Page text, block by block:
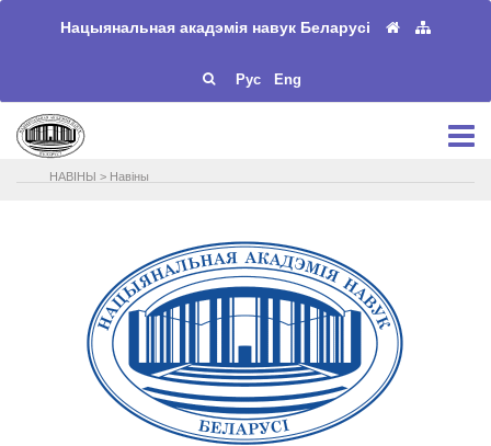
Нацыянальная акадэмія навук Беларусі
Рус Eng
НАВIНЫ > Навіны